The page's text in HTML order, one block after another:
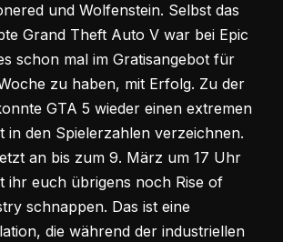
und Wolfenstein. Selbst das
Grand Theft Auto V war bei Epic
schon mal im Gratisangebot für
zu haben, mit Erfolg. Zu der
GTA 5 wieder einen extremen
in den Spielerzahlen verzeichnen.
an bis zum 9. März um 17 Uhr
ihr euch übrigens noch Rise of
schnappen. Das ist eine
die während der industriellen